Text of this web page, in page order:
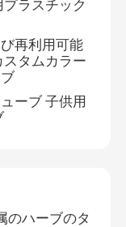
ラスチック
再利用可能
タムカラー
ーブ 子供用
のハーブのタ